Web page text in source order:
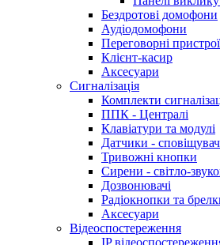
Бездротові домофони
Аудіодомофони
Переговорні пристрої
Клієнт-касир
Аксесуари
Сигналізація
Комплекти
ППК - Централі
Клавіатури та модулі
Датчики -
Тривожні кнопки
Сирени - світло-
Дозвонювачі
Радіокнопки та
Аксесуари
Відеоспостереження
IP